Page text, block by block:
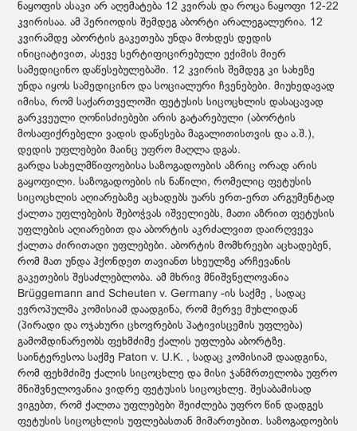
ნაყოფის ასაკი არ აღემატება 12 კვირას და როცა ნაყოფი 12-22
კვირისაა. ამ პერიოდის შემდეგ აბორტი არალეგალურია. 12
კვირამდე აბორტის გაკეთება უნდა მოხდეს დედის
ინიციატივით, ასევე სერტიფიცირებული ექიმის მიერ
სამედიცინო დაწესებულებაში. 12 კვირის შემდეგ კი სახეზე
უნდა იყოს სამედიცინო და სოციალური ჩვენებები. მიუხედავად
იმისა, რომ საქართველოში ფეტუსის სიცოცხლის დასაცავად
გარკვეული ღონისძიებები არის გატარებული (აბორტის
მოსაფიქრებელი ვადის დაწესება მაგალითისთვის და ა.შ.),
დედის უფლებები მაინც უფრო მაღლა დგას.
გარდა სახელმწიფოებისა საზოგადოების აზრიც ორად არის
გაყოფილი. საზოგადოების ის ნაწილი, რომელიც ფეტუსის
სიცოცხლის აღიარებაზე აცხადებს უარს ერთ-ერთ არგუმენტად
ქალთა უფლებების შებოჭვას იშველიებს, მათი აზრით ფეტუსის
უფლების აღიარებით და აბორტის აკრძალვით დაირღვევა
ქალთა ძირითადი უფლებები. აბორტის მომხრეები აცხადებენ,
რომ მათ უნდა ჰქონდეთ თავიანთ სხეულზე არჩევანის
გაკეთების შესაძლებლობა. ამ მხრივ მნიშვნელოვანია
Brüggemann and Scheuten v. Germany -ის საქმე , სადაც
ევროპულმა კომისიამ დაადგინა, რომ მერვე მუხლიდან
(პირადი და ოჯახური ცხოვრების პატივისცემის უფლება)
გამომდინარეობს ფეხმძიმე ქალის უფლება აბორტზე.
საინტერესოა საქმე Paton v. U.K. , სადაც კომისიამ დაადგინა,
რომ ფეხმძიმე ქალის სიცოცხლე და მისი ჯანმრთელობა უფრო
მნიშვნელოვანია ვიდრე ფეტუსის სიცოცხლე. შესაბამისად
ვიგებთ, რომ ქალთა უფლებები შეიძლება უფრო წინ დადგეს
ფეტუსის სიცოცხლის უფლებასთან მიმართებით. საზოგადოების